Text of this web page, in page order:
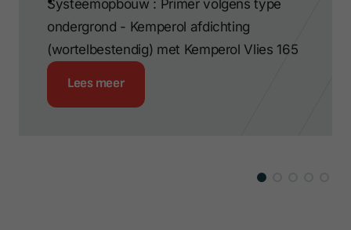
Systeemopbouw : Primer volgens type
ondergrond - Kemperol afdichting
(wortelbestendig) met Kemperol Vlies 165
Lees meer